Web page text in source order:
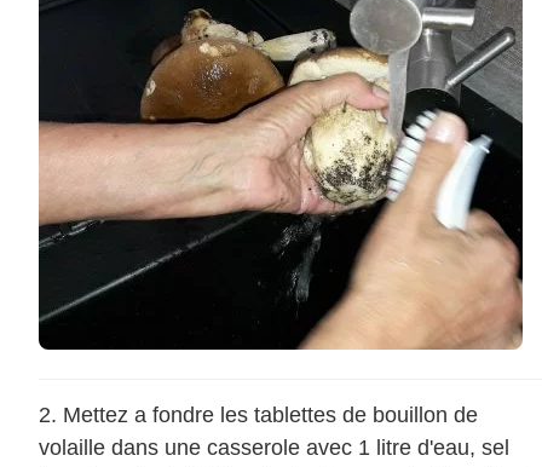
Mettez a fondre les tablettes de bouillon de
volaille dans une casserole avec 1 litre d'eau, sel